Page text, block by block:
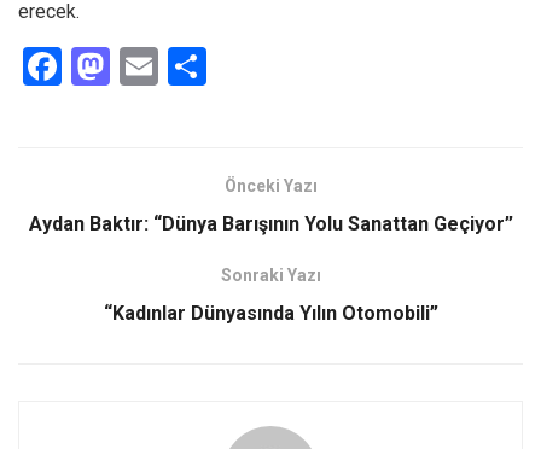
erecek.
F
o
M
d
n
E
Önceki Yazı
Aydan Baktır: “Dünya Barışının Yolu Sanattan Geçiyor”
Sonraki Yazı
“Kadınlar Dünyasında Yılın Otomobili”